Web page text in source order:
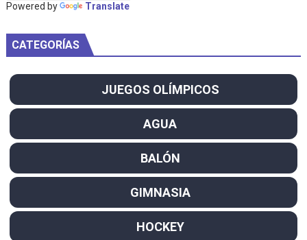
Powered by Translate
CATEGORÍAS
JUEGOS OLÍMPICOS
AGUA
BALÓN
GIMNASIA
HOCKEY